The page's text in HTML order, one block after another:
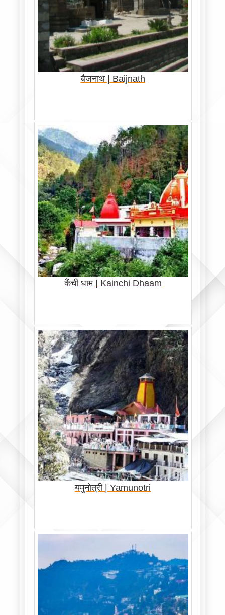
बैजनाथ | Baijnath
कैंची धाम | Kainchi Dhaam
यमुनोत्री | Yamunotri